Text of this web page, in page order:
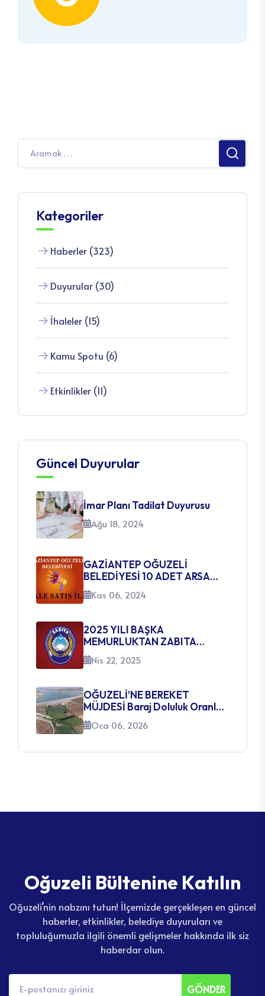
Kategoriler
Haberler (323)
Duyurular (30)
İhaleler (15)
Kamu Spotu (6)
Etkinlikler (11)
Güncel Duyurular
İmar Planı Tadilat Duyurusu
Ağu 18, 2024
GAZİANTEP OĞUZELİ
BELEDİYESİ 10 ADET ARSA
SATIŞ İHALE İLANI
Kas 06, 2024
2025 YILI BAŞKA
MEMURLUKTAN ZABITA
MEMURLUĞUNA GEÇİŞ SINAVI
AÇILACAK KADROLARA
Nis 22, 2025
OĞUZELİ’NE BEREKET
MÜJDESİ Baraj Doluluk Oranları
Yüzleri Güldürüyor
Oca 06, 2026
Oğuzeli Bültenine Katılın
Oğuzeli’nin nabzını tutun! İlçemizde gerçekleşen en güncel
haberler, etkinlikler, belediye duyuruları ve
topluluğumuzla ilgili önemli gelişmeler hakkında ilk siz
haberdar olun.
GÖNDER